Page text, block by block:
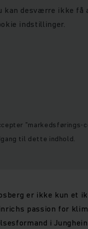
kan desværre ikke få
indstillinger.
”markedsførings-
til dette indhold.
er ikke kun et
passion for
i